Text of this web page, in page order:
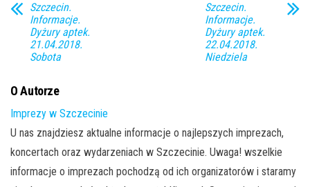
Szczecin.
Informacje.
Dyżury aptek.
21.04.2018.
Sobota
Szczecin.
Informacje.
Dyżury aptek.
22.04.2018.
Niedziela
O Autorze
Imprezy w Szczecinie
U nas znajdziesz aktualne informacje o najlepszych imprezach,
koncertach oraz wydarzeniach w Szczecinie. Uwaga! wszelkie
informacje o imprezach pochodzą od ich organizatorów i staramy